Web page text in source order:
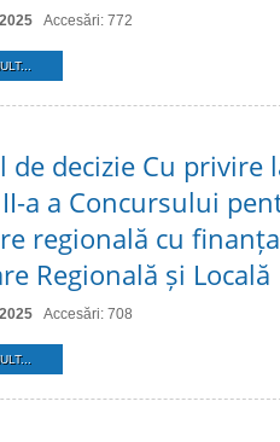
Accesări: 772
de decizie Cu
II-a a Concursului
regională cu
Regională și Locală
Accesări: 708